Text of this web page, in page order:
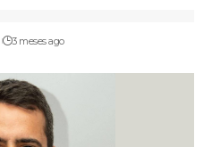
3 meses ago